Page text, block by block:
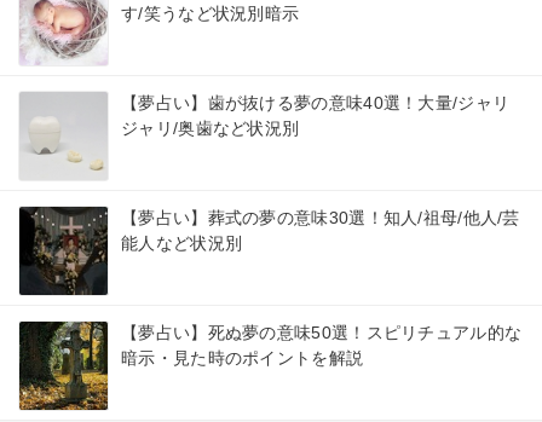
す/笑うなど状況別暗示
【夢占い】歯が抜ける夢の意味40選！大量/ジャリ
ジャリ/奥歯など状況別
【夢占い】葬式の夢の意味30選！知人/祖母/他人/芸
能人など状況別
【夢占い】死ぬ夢の意味50選！スピリチュアル的な
暗示・見た時のポイントを解説